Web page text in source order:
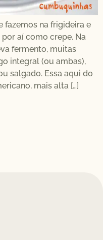
fazemos na frigideira e
aí como crepe. Na
fermento, muitas
integral (ou ambas),
salgado. Essa aqui do
mais alta […]